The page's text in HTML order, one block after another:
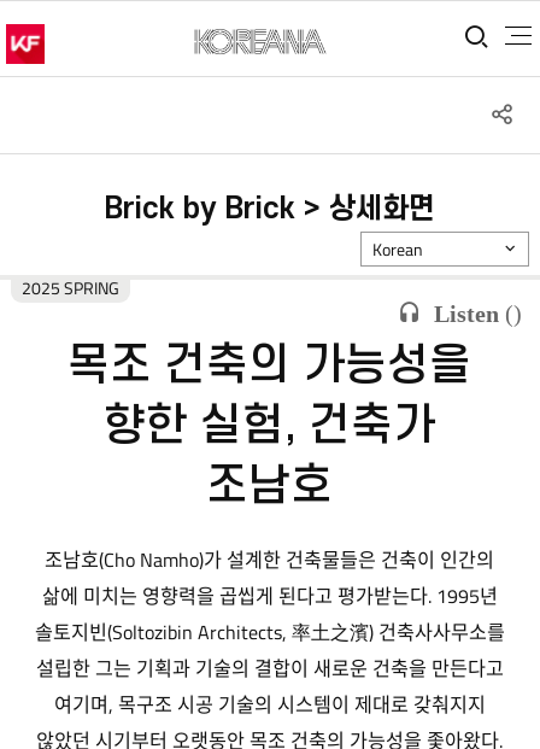
통
Brick by Brick > 상세화면
Listen ()
2025 SPRING
Korean
목조 건축의 가능성을
향한 실험, 건축가
조남호
조남호(Cho Namho)가 설계한 건축물들은 건축이 인간의
삶에 미치는 영향력을 곱씹게 된다고 평가받는다. 1995년
솔토지빈(Soltozibin Architects, 率土之濱) 건축사사무소를
설립한 그는 기획과 기술의 결합이 새로운 건축을 만든다고
여기며, 목구조 시공 기술의 시스템이 제대로 갖춰지지
않았던 시기부터 오랫동안 목조 건축의 가능성을 좇아왔다.